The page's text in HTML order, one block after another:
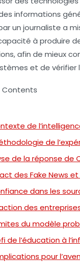
informations
un journaliste a
à produire
afin de mieux
et de vérifier
Contents
de
de
de la réponse de
des Fake News
dans les
des
du modèle
de l’éducation à
pour